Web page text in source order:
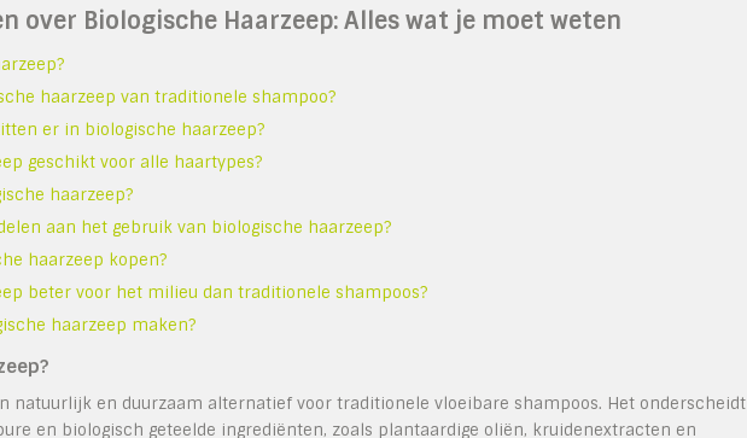
over Biologische Haarzeep: Alles wat je moet weten
haarzeep van traditionele shampoo?
er in biologische haarzeep?
geschikt voor alle haartypes?
haarzeep?
aan het gebruik van biologische haarzeep?
haarzeep kopen?
beter voor het milieu dan traditionele shampoos?
haarzeep maken?
natuurlijk en duurzaam alternatief voor traditionele vloeibare shampoos. Het onderscheidt
en biologisch geteelde ingrediënten, zoals plantaardige oliën, kruidenextracten en